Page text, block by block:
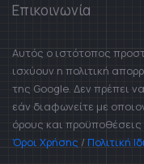
Επικοινωνία
Αυτός ο ιστότοπος
ισχύουν η πολιτική
της Google. Δεν πρέπει
εάν διαφωνείτε με
όρους και
Όροι Χρήσης / Πολιτική